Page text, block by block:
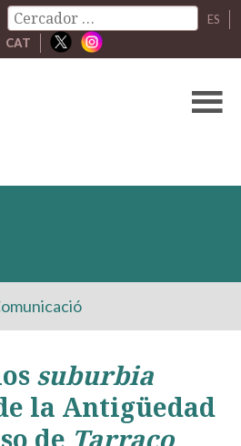
ES
CAT
suburbia
la Antigüedad
de Tarraco